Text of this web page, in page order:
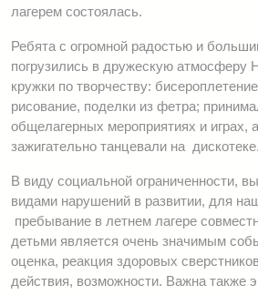
лагерем состоялась.
Ребята с огромной радостью и
погрузились в дружескую атмосферу
кружки по творчеству:
рисование, поделки из фетра;
общелагерных мероприятиях и играх,
зажигательно танцевали на дискотеке.
В виду социальной ограниченности,
видами нарушений в развитии, для
пребывание в летнем лагере
детьми является очень значимым
оценка, реакция здоровых
действия, возможности. Важна также